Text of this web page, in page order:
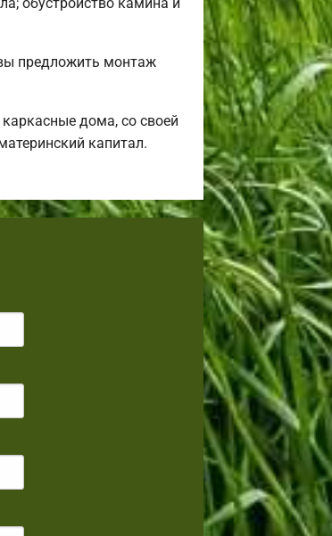
предложить монтаж
дома, со своей
капитал.